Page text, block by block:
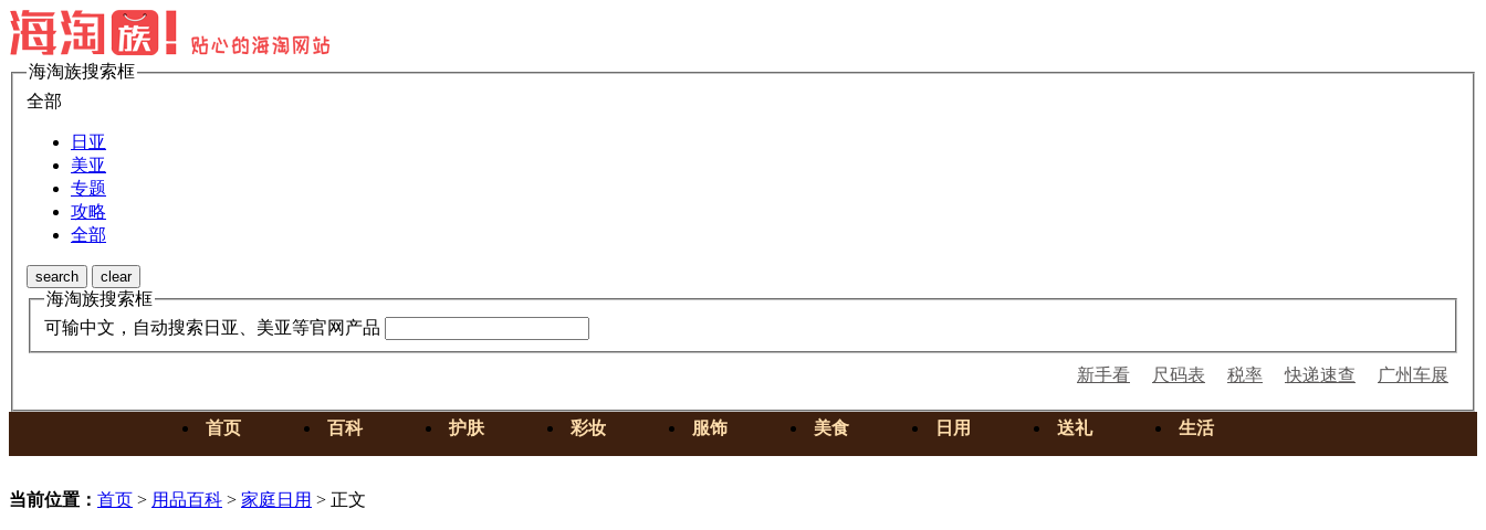
海淘族搜索框
全部
日亚
美亚
专题
攻略
全部
search clear
海淘族搜索框
可输中文，自动搜索日亚、美亚等官网产品
新手看 尺码表 税率 快递速查 广州车展
首页 百科 护肤 彩妆 服饰 美食 日用 送礼 生活
当前位置： 首页 > 用品百科 > 家庭日用 > 正文